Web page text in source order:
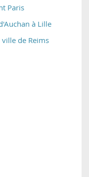
Paris
à Lille
de Reims